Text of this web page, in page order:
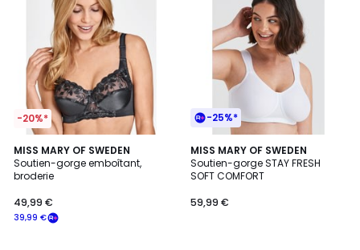
-20%*
MISS MARY OF SWEDEN
Soutien-gorge emboîtant,
broderie
39,99 €
49,99 €
4,3
/ 5
3
Couleurs
-25%*
MISS MARY OF SWEDEN
Soutien-gorge STAY FRESH
SOFT COMFORT
59,99 €
3
Couleurs